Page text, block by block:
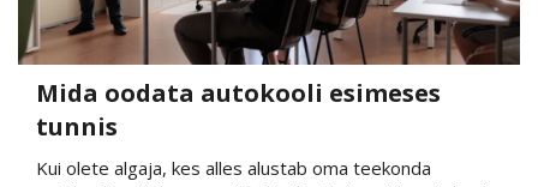
Mida oodata autokooli esimeses
tunnis
Kui olete algaja, kes alles alustab oma teekonda